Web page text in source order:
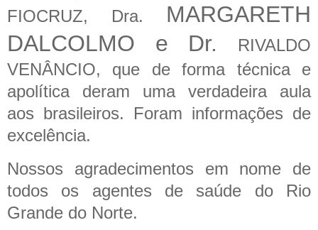
FIOCRUZ, Dra. MARGARETH
DALCOLMO e Dr.
RIVALDO
VENÂNCIO, que de forma técnica e
apolítica deram uma verdadeira aula
aos brasileiros. Foram informações de
excelência.
Nossos agradecimentos em nome de
todos os agentes de saúde do Rio
Grande do Norte.